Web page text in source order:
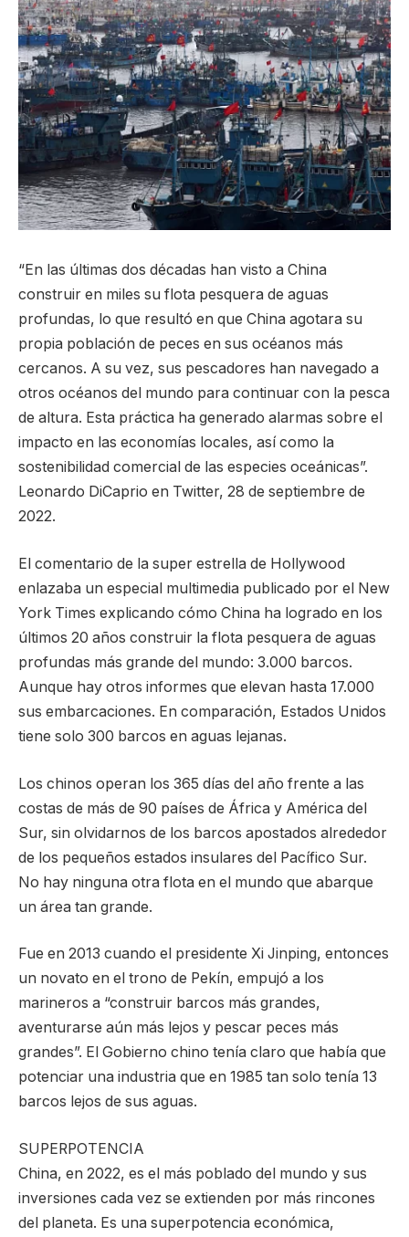
“En las últimas dos décadas han visto a China
construir en miles su flota pesquera de aguas
profundas, lo que resultó en que China agotara su
propia población de peces en sus océanos más
cercanos. A su vez, sus pescadores han navegado a
otros océanos del mundo para continuar con la pesca
de altura. Esta práctica ha generado alarmas sobre el
impacto en las economías locales, así como la
sostenibilidad comercial de las especies oceánicas”.
Leonardo DiCaprio en Twitter, 28 de septiembre de
2022.
El comentario de la super estrella de Hollywood
enlazaba un especial multimedia publicado por el New
York Times explicando cómo China ha logrado en los
últimos 20 años construir la flota pesquera de aguas
profundas más grande del mundo: 3.000 barcos.
Aunque hay otros informes que elevan hasta 17.000
sus embarcaciones. En comparación, Estados Unidos
tiene solo 300 barcos en aguas lejanas.
Los chinos operan los 365 días del año frente a las
costas de más de 90 países de África y América del
Sur, sin olvidarnos de los barcos apostados alrededor
de los pequeños estados insulares del Pacífico Sur.
No hay ninguna otra flota en el mundo que abarque
un área tan grande.
Fue en 2013 cuando el presidente Xi Jinping, entonces
un novato en el trono de Pekín, empujó a los
marineros a “construir barcos más grandes,
aventurarse aún más lejos y pescar peces más
grandes”. El Gobierno chino tenía claro que había que
potenciar una industria que en 1985 tan solo tenía 13
barcos lejos de sus aguas.
SUPERPOTENCIA
China, en 2022, es el más poblado del mundo y sus
inversiones cada vez se extienden por más rincones
del planeta. Es una superpotencia económica,